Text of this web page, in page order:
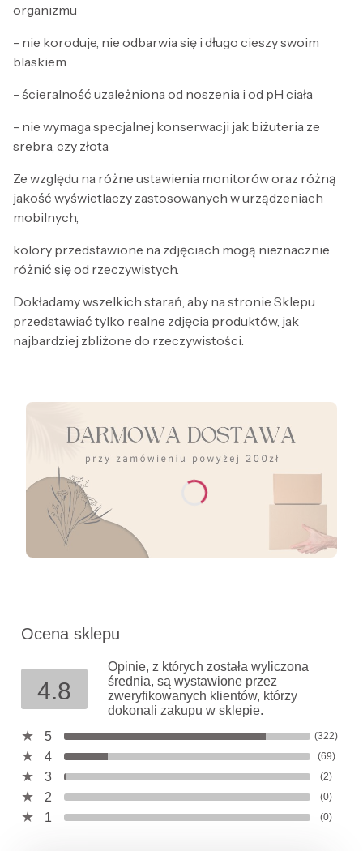
organizmu
- nie koroduje, nie odbarwia się i długo cieszy swoim
blaskiem
- ścieralność uzależniona od noszenia i od pH ciała
- nie wymaga specjalnej konserwacji jak biżuteria ze
srebra, czy złota
Ze względu na różne ustawienia monitorów oraz różną
jakość wyświetlaczy zastosowanych w urządzeniach
mobilnych,
kolory przedstawione na zdjęciach mogą nieznacznie
różnić się od rzeczywistych.
Dokładamy wszelkich starań, aby na stronie Sklepu
przedstawiać tylko realne zdjęcia produktów, jak
najbardziej zbliżone do rzeczywistości.
Ocena sklepu
4.8
Opinie, z których została wyliczona
średnia, są wystawione przez
zweryfikowanych klientów, którzy
dokonali zakupu w sklepie.
5
(322)
4 (69)
3 (2)
2 (0)
1 (0)